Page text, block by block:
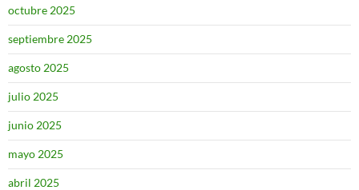
octubre 2025
septiembre 2025
agosto 2025
julio 2025
junio 2025
mayo 2025
abril 2025